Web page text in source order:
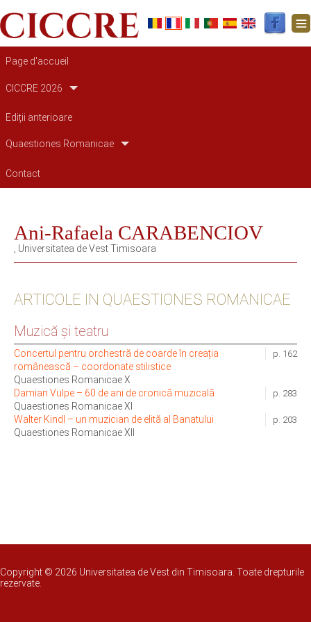
Navigation principale
Page d'accueil
CICCRE 2026
Ediții anterioare
Quaestiones Romanicae
Contact
Ani-Rafaela CARABENCIOV
, Universitatea de Vest Timisoara
ARTICOLE IN QUAESTIONES ROMANICAE
Muzică și teatru
p. 162
Concertul pentru orchestră de coarde în creația
românească – coordonate stilistice
Quaestiones Romanicae X
p. 283
Damian Vulpe – 60 de ani de cronică muzicală
Quaestiones Romanicae XI
p. 203
Walter Kindl – un muzician de elită al Banatului
Quaestiones Romanicae XII
Copyright © 2026 Universitatea de Vest din Timisoara. Toate drepturile
rezervate.